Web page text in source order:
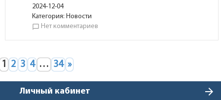
2024-12-04
Категория:Новости
chat_bubble_outline Нет комментариев
1 2 3 4 … 34 »
Личный кабинет arrow_forward